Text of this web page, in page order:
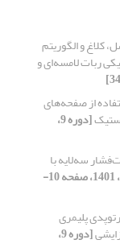
کلاغ و الگوریتم
ربات لامسه‌ای و
از صفحه‌های
[دوره 9،
سه‌لایه با
[دوره 9، شماره 12، 1401، صفحه 10-
پلیمری
[دوره 9،